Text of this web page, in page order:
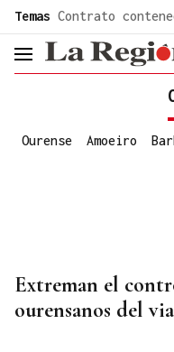
Temas Contrato
header.menu.open
Ourense Amoeiro
Extreman el
ourensanos del